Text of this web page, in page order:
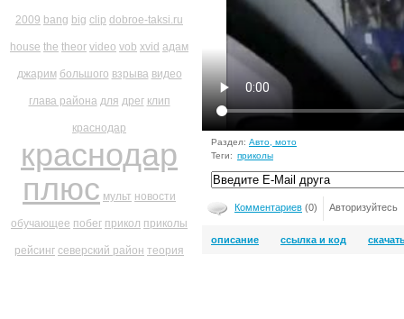
2009 bang big clip dobroe-taksi.ru
house the theor video vob xvid адам
джарим большого взрыва видео
глава района для дрег клип
краснодар
краснодар
плюс мульт новости
обучающее побег прикол приколы
рейсинг северский район теория
Раздел: Авто, мото
Теги: приколы
Комментариев (0) Авторизуйтесь
описание ссылка и код